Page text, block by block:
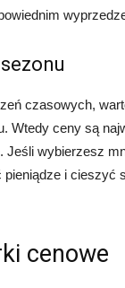
czasowych,
Wtedy ceny są
Jeśli wybierzesz
i cieszyć
cenowe